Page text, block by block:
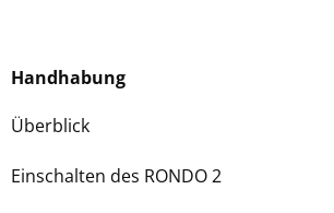
Handhabung
Überblick
Einschalten des RONDO 2